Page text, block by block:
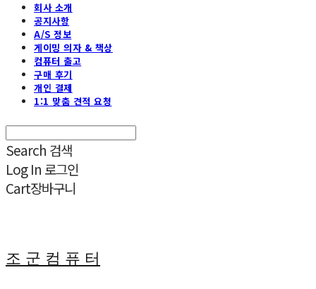
회사 소개
공지사항
A/S 정보
게이밍 의자 & 책상
컴퓨터 출고
구매 후기
개인 결제
1:1 맞춤 견적 요청
Search 검색
Log In 로그인
Cart장바구니
조 군 컴 퓨 터